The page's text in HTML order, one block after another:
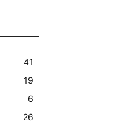
41
19
6
26